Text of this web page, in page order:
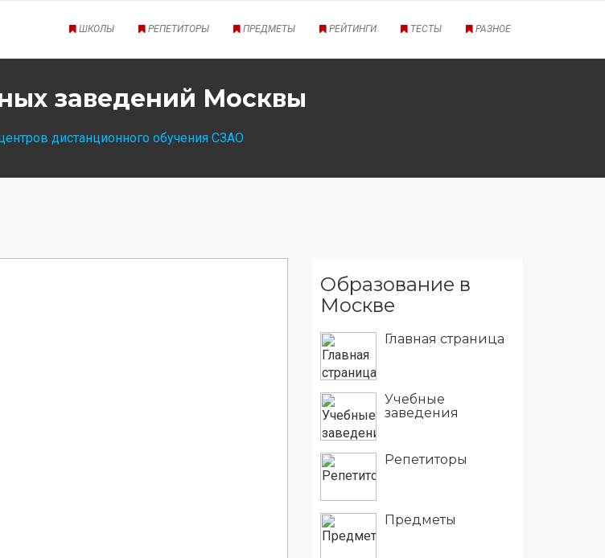
ШКОЛЫ РЕПЕТИТОРЫ ПРЕДМЕТЫ РЕЙТИНГИ ТЕСТЫ РАЗНОЕ
заведений Москвы
дистанционного обучения СЗАО
Образование в
Москве
Главная страница
Учебные
заведения
Репетиторы
Предметы